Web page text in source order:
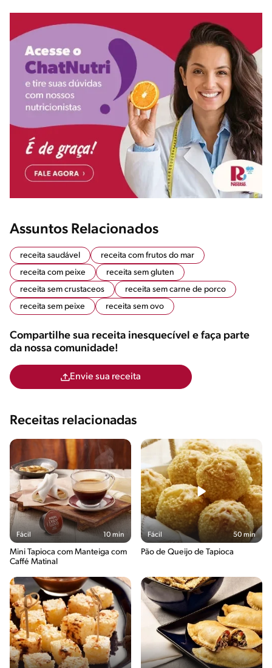
Assuntos Relacionados
receita saudável
receita com frutos do mar
receita com peixe
receita sem gluten
receita sem crustaceos
receita sem carne de porco
receita sem peixe
receita sem ovo
Compartilhe sua receita inesquecível e faça parte
da nossa comunidade!
Envie sua receita
Receitas relacionadas
Fácil 10 min
Mini Tapioca com Manteiga com
Caffé Matinal
Fácil 50 min
Pão de Queijo de Tapioca